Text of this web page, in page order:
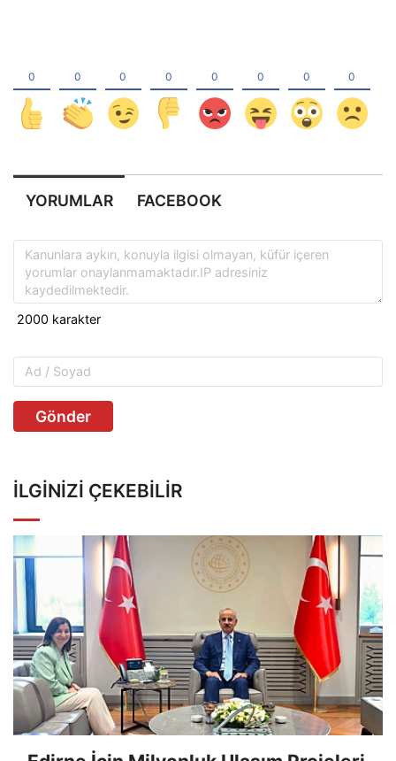
YORUMLAR FACEBOOK
Gönder
İLGINIZI ÇEKEBILIR